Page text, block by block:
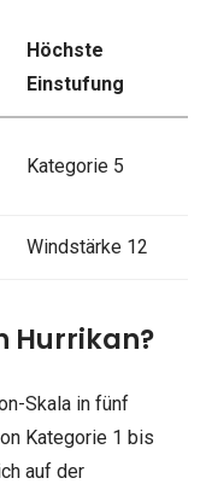
Höchste
Einstufung
Kategorie 5
Windstärke 12
Hurrikan?
Skala in fünf
Kategorie 1 bis
auf der